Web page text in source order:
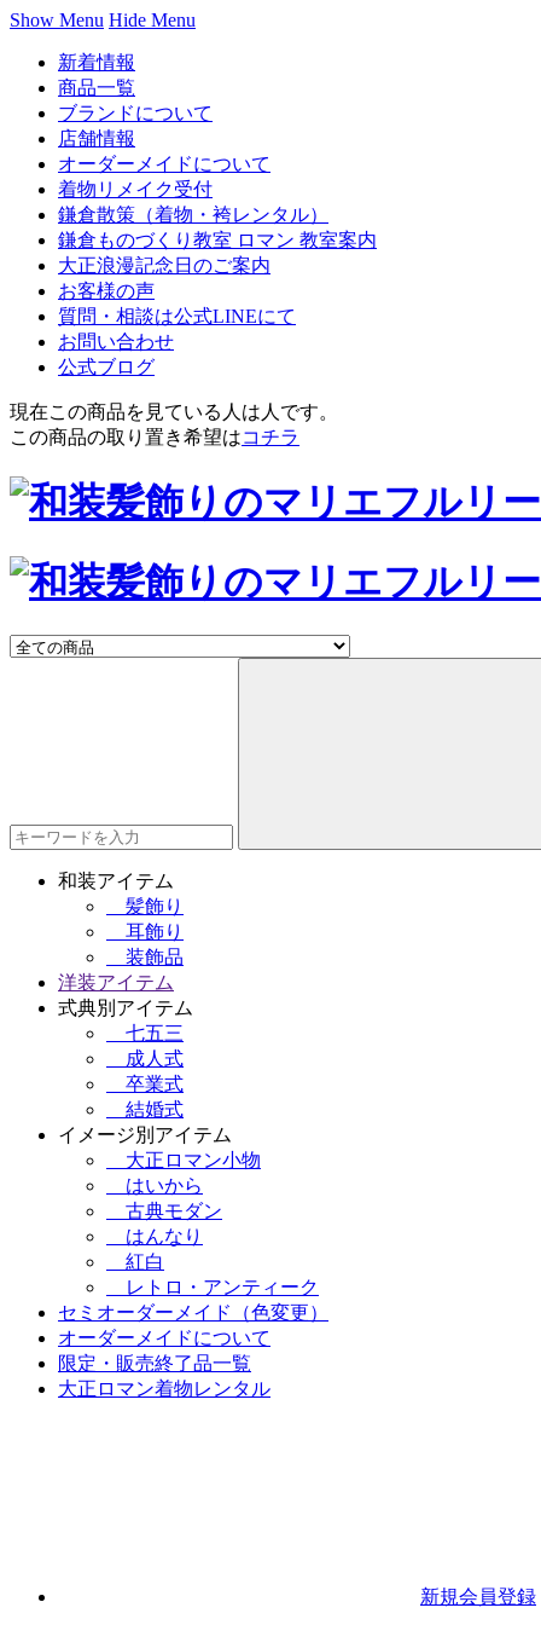
Show Menu Hide Menu
新着情報
商品一覧
ブランドについて
店舗情報
オーダーメイドについて
着物リメイク受付
鎌倉散策（着物・袴レンタル）
鎌倉ものづくり教室 ロマン 教室案内
大正浪漫記念日のご案内
お客様の声
質問・相談は公式LINEにて
お問い合わせ
公式ブログ
現在この商品を見ている人は 人です。
この商品の取り置き希望はコチラ
和装アイテム
髪飾り
耳飾り
装飾品
洋装アイテム
式典別アイテム
七五三
成人式
卒業式
結婚式
イメージ別アイテム
大正ロマン小物
はいから
古典モダン
はんなり
紅白
レトロ・アンティーク
セミオーダーメイド（色変更）
オーダーメイドについて
限定・販売終了品一覧
大正ロマン着物レンタル
新規会員登録